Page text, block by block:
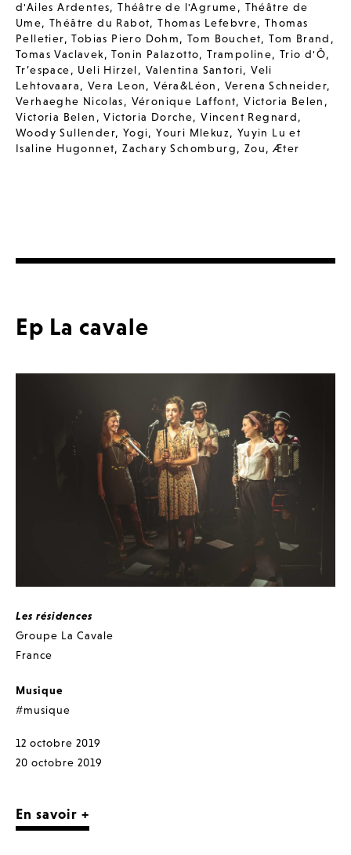
d'Ailes Ardentes,Théâtre de l'Agrume, Théâtre de
Ume,Théâtre du Rabot,Thomas Lefebvre,Thomas
Pelletier,Tobias Piero Dohm,Tom Bouchet,Tom Brand ,
Tomas Vaclavek,Tonin Palazotto,Trampoline,Trio d'Ô,
Tr’espace, Ueli Hirzel, Valentina Santori,Veli
Lehtovaara, Vera Leon,Véra&Léon , Verena Schneider,
Verhaeghe Nicolas, Véronique Laffont,Victoria Belen ,
Victoria Belen ,Victoria Dorche,Vincent Regnard,
Woody Sullender, Yogi,Youri Mlekuz, Yuyin Lu et
Isaline Hugonnet,Zachary Schomburg, Zou, Æter
Ep La cavale
Les résidences
Groupe La Cavale
France
Musique
#musique
12 octobre 2019
20 octobre 2019
En savoir +